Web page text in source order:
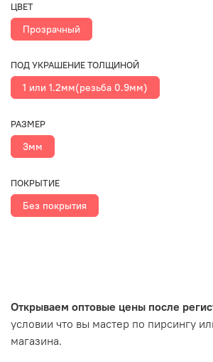
ЦВЕТ
Прозрачный
ПОД УКРАШЕНИЕ ТОЛЩИНОЙ
1 или 1.2мм(резьба 0.9мм)
РАЗМЕР
3мм
ПОКРЫТИЕ
Без покрытия
Открываем оптовые цены после
условии что вы мастер по пирсингу
магазина.